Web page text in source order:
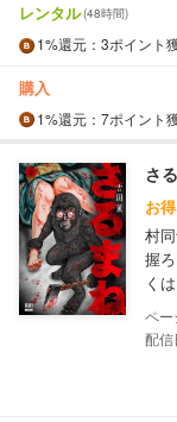
レンタル(48時間)
1%還元 ：3ポイント
購入
1%還元 ：7ポイント
さ
お
村
握
く
配